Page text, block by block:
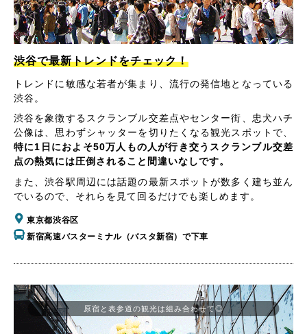
渋谷で最新トレンドをチェック！
トレンドに敏感な若者が集まり、流行の発信地となっている
渋谷。
渋谷を象徴するスクランブル交差点やセンター街、忠犬ハチ
公像は、思わずシャッターを切りたくなる観光スポットで、
特に1日におよそ50万人もの人が行き交うスクランブル交差
点の熱気には圧倒されること間違いなしです。
また、渋谷駅周辺には話題の最新スポットが数多く建ち並ん
でいるので、それらを見て回るだけでも楽しめます。
東京都渋谷区
新宿高速バスターミナル（バスタ新宿）で下車
原宿と表参道の観光は組み合わせて◎